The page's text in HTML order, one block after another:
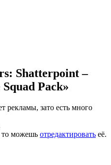
Shatterpoint –
Pack»
рекламы, зато есть много
то можешь отредактировать её.